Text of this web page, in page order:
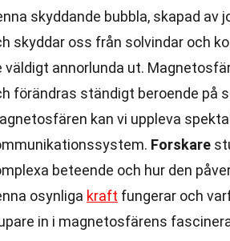
skyddande bubbla, skapad
skyddar oss från solvindar och
väldigt annorlunda ut.
förändras ständigt beroende på
kan vi uppleva
Forskare
beteende och hur den
osynliga kraft fungerar och
in i magnetosfärens